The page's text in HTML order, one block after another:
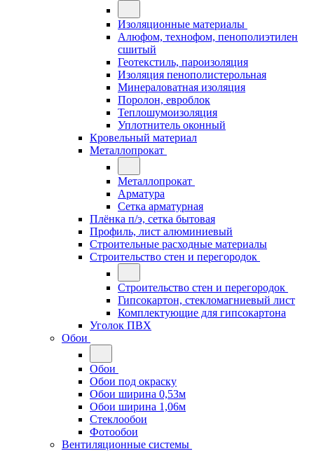
Изоляционные материалы
Алюфом, технофом, пенополиэтилен
сшитый
Геотекстиль, пароизоляция
Изоляция пенополистерольная
Минераловатная изоляция
Поролон, евроблок
Теплошумоизоляция
Уплотнитель оконный
Кровельный материал
Металлопрокат
Металлопрокат
Арматура
Сетка арматурная
Плёнка п/э, сетка бытовая
Профиль, лист алюминиевый
Строительные расходные материалы
Строительство стен и перегородок
Строительство стен и перегородок
Гипсокартон, стекломагниевый лист
Комплектующие для гипсокартона
Уголок ПВХ
Обои
Обои
Обои под окраску
Обои ширина 0,53м
Обои ширина 1,06м
Стеклообои
Фотообои
Вентиляционные системы